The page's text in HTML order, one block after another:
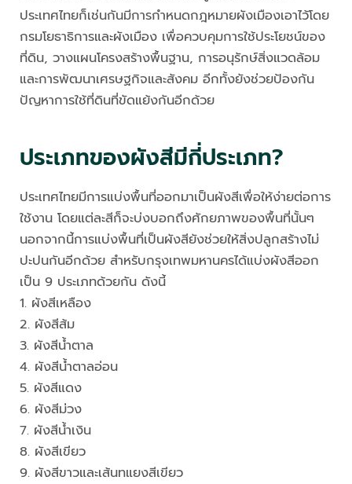
ประเทศไทยก็เช่นกันมีการกำหนดกฎหมายผังเมืองเอาไว้โดย
กรมโยธาธิการและผังเมือง เพื่อควบคุมการใช้ประโยชน์ของ
ที่ดิน, วางแผนโครงสร้างพื้นฐาน, การอนุรักษ์สิ่งแวดล้อม
และการพัฒนาเศรษฐกิจและสังคม อีกทั้งยังช่วยป้องกัน
ปัญหาการใช้ที่ดินที่ขัดแย้งกันอีกด้วย
ประเภทของผังสีมีกี่ประเภท?
ประเทศไทยมีการแบ่งพื้นที่ออกมาเป็นผังสีเพื่อให้ง่ายต่อการ
ใช้งาน โดยแต่ละสีก็จะบ่งบอกถึงศักยภาพของพื้นที่นั้นๆ
นอกจากนี้การแบ่งพื้นที่เป็นผังสียังช่วยให้สิ่งปลูกสร้างไม่
ปะปนกันอีกด้วย สำหรับกรุงเทพมหานครได้แบ่งผังสีออก
เป็น 9 ประเภทด้วยกัน ดังนี้
1. ผังสีเหลือง
2. ผังสีส้ม
3. ผังสีน้ำตาล
4. ผังสีน้ำตาลอ่อน
5. ผังสีแดง
6. ผังสีม่วง
7. ผังสีน้ำเงิน
8. ผังสีเขียว
9. ผังสีขาวและเส้นทแยงสีเขียว